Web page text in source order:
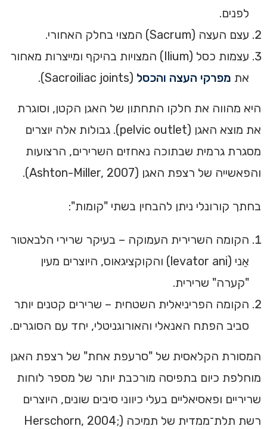
לפנים.
עצם העצה (Sacrum) המצוי בחלק האחורי.
עצמות כסל (Ilium) המצויות בהיקף ומייצרות מאחור
את מפרקי העצה והכסל (Sacroiliac joints).
היא מהווה את חלקו התחתון של האגן הקטן, וסוגרת
את מוצא האגן (pelvic outlet). גבולות אלה יוצרים
מסגרת גרמית שבתוכה נאחזים השרירים, הרצועות
והפאשייה של רצפת האגן (Ashton-Miller, 2007).
בחתך קורונלי ניתן להבחין בשתי "קומות":
הקומה השרירית העמוקה – בעיקר שרירי הלבאטור
אֵני (levator ani) והקוקציגאוס, היוצרים מעין
"קערה" שרירית.
הקומה הפריניאלית השטחית – שרירים קטנים יותר
סביב הפתח האנאלי והאורוגניטלי, יחד עם הסוגרים.
המסורת הקלאסית של "סרעפת אחת" של רצפת האגן
מוחלפת כיום בתפיסה מורכבת יותר של מספר לוחות
שריריים ופאסיאליים בעלי כיווני סיבים שונים, היוצרים
רשת תלת־ממדית של תמיכה (Herschorn, 2004;